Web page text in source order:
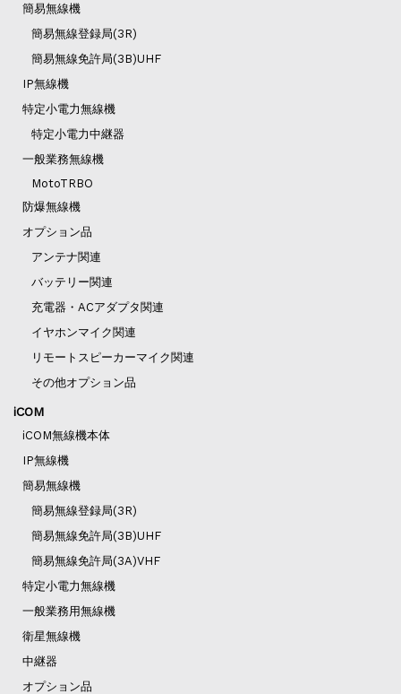
簡易無線機
簡易無線登録局(3R)
簡易無線免許局(3B)UHF
IP無線機
特定小電力無線機
特定小電力中継器
一般業務無線機
MotoTRBO
防爆無線機
オプション品
アンテナ関連
バッテリー関連
充電器・ACアダプタ関連
イヤホンマイク関連
リモートスピーカーマイク関連
その他オプション品
iCOM
iCOM無線機本体
IP無線機
簡易無線機
簡易無線登録局(3R)
簡易無線免許局(3B)UHF
簡易無線免許局(3A)VHF
特定小電力無線機
一般業務用無線機
衛星無線機
中継器
オプション品